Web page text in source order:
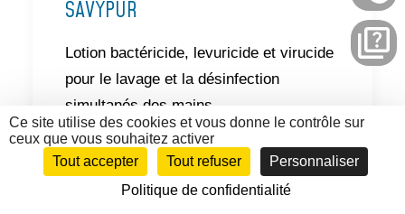
SAVYPUR
Lotion bactéricide, levuricide et virucide
pour le lavage et la désinfection
simultanés des mains.
Elle est particulièrement recommandée
en restauration, dans le milieu agro-
alimentaire et l’univers médical. Elle est
Ce site utilise des cookies et vous donne le contrôle sur
ceux que vous souhaitez activer
Tout accepter
Tout refuser
Personnaliser
Politique de confidentialité